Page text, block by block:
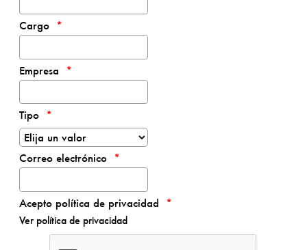
Cargo
Empresa
Tipo
Correo electrónico
Acepto política de privacidad
Ver política de privacidad